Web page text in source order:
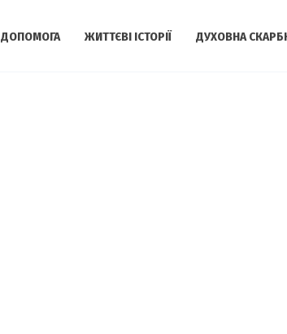
ДОПОМОГА ЖИТТЄВІ ІСТОРІЇ ДУХОВНА